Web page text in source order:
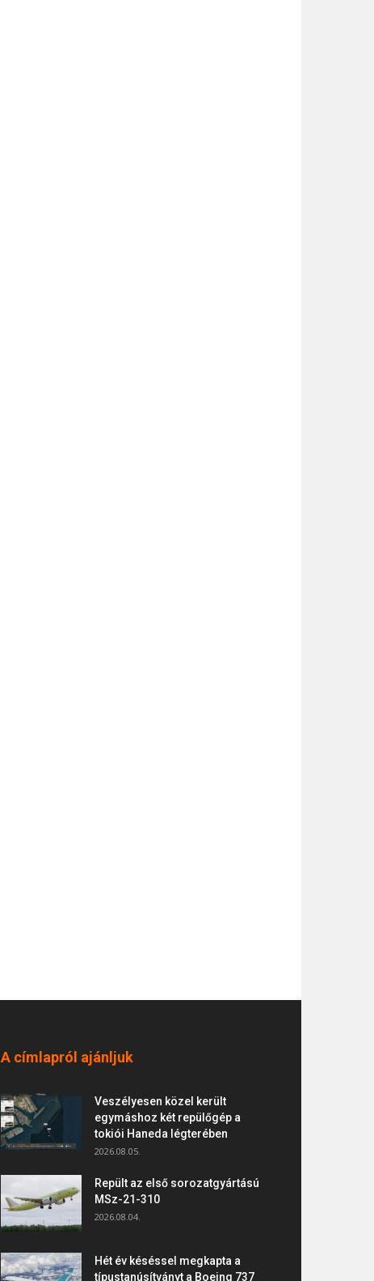
A címlapról ajánljuk
Veszélyesen közel került
egymáshoz két repülőgép a
tokiói Haneda légterében
2026.08.05.
Repült az első sorozatgyártású
MSz-21-310
2026.08.04.
Hét év késéssel megkapta a
típustanúsítványt a Boeing 737